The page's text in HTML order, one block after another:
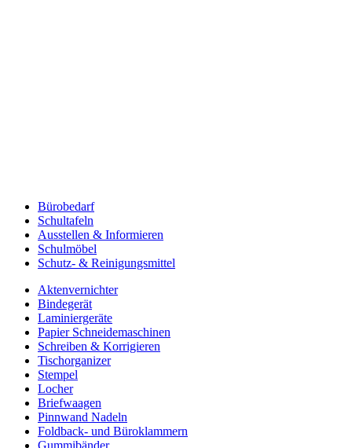
Bürobedarf
Schultafeln
Ausstellen & Informieren
Schulmöbel
Schutz- & Reinigungsmittel
Aktenvernichter
Bindegerät
Laminiergeräte
Papier Schneidemaschinen
Schreiben & Korrigieren
Tischorganizer
Stempel
Locher
Briefwaagen
Pinnwand Nadeln
Foldback- und Büroklammern
Gummibänder